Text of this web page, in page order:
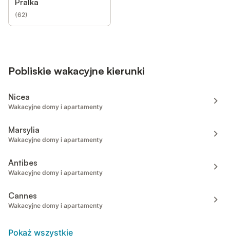
Pralka
(62)
Pobliskie wakacyjne kierunki
Nicea
Wakacyjne domy i apartamenty
Marsylia
Wakacyjne domy i apartamenty
Antibes
Wakacyjne domy i apartamenty
Cannes
Wakacyjne domy i apartamenty
Pokaż wszystkie